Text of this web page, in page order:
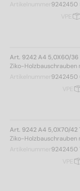
Artikelnummer 9242450
VPE
Art. 9242 A4 5,0X60/36
Ziko-Holzbauschrauben
Artikelnummer 9242450
VPE
Art. 9242 A4 5,0X70/42
Ziko-Holzbauschrauben
Artikelnummer 9242450
VPE